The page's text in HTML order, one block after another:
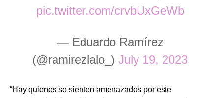
pic.twitter.com/crvbUxGeWb
— Eduardo Ramírez
(@ramirezlalo_) July 19, 2023
“Hay quienes se sienten amenazados por este